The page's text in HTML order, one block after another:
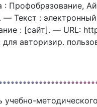
: Профобразование,
— Текст :
: [сайт]. — URL:
авторизир.
учебно-